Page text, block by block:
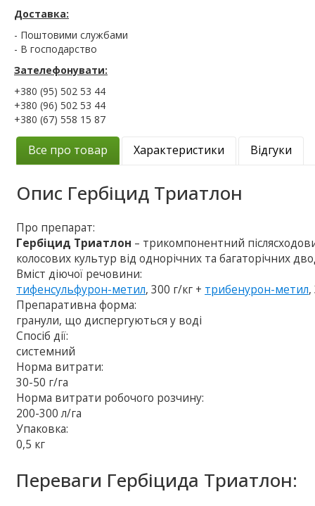
Доставка:
- Поштовими службами
- В господарство
Зателефонувати:
+380 (95) 502 53 44
+380 (96) 502 53 44
+380 (67) 558 15 87
Все про товар Характеристики Відгуки
Опис Гербіцид Триатлон
Про препарат:
Гербіцид Триатлон – трикомпонентний
колосових культур від однорічних та багаторічних
Вміст діючої речовини:
тифенсульфурон-метил, 300 г/кг + трибенурон-метил,
Препаративна форма:
гранули, що диспергуються у воді
Спосіб дії:
системний
Норма витрати:
30-50 г/га
Норма витрати робочого розчину:
200-300 л/га
Упаковка:
0,5 кг
Переваги Гербіцида Триатлон: